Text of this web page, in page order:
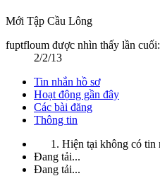
Mới Tập Cầu Lông
fuptfloum được nhìn thấy lần cuối:
2/2/13
Tin nhắn hồ sơ
Hoạt động gần đây
Các bài đăng
Thông tin
Hiện tại không có tin
Đang tải...
Đang tải...